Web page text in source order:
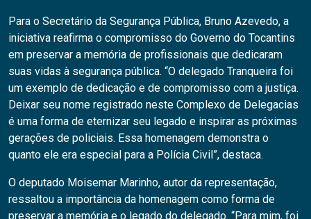
Para o Secretário da Segurança Pública, Bruno Azevedo, a
iniciativa reafirma o compromisso do Governo do Tocantins
em preservar a memória de profissionais que dedicaram
suas vidas à segurança pública. “O delegado Tranqueira foi
um exemplo de dedicação e de compromisso com a justiça.
Deixar seu nome registrado neste Complexo de Delegacias
é uma forma de eternizar seu legado e inspirar as próximas
gerações de policiais. Essa homenagem demonstra o
quanto ele era especial para a Polícia Civil”, destaca.
O deputado Moisemar Marinho, autor da representação,
ressaltou a importância da homenagem como forma de
preservar a memória e o legado do delegado. “Para mim, foi